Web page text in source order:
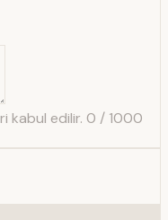
kabul edilir. 0 / 1000